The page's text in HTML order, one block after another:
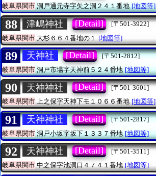
岐阜県関市洞戸通元寺字矢之洞２４１番地 [地図等]
88 津嶋神社 [Detail]
[〒501-3922]
岐阜県関市 大杉６６４番地の１ [地図等]
89 天神社 [Detail]
[〒501-2812]
岐阜県関市洞戸市場字天神前５２４番地 [地図等]
90 天神神社 [Detail]
[〒501-3601]
岐阜県関市上之保字天神下モ１０６６番地 [地図等]
91 天神神社 [Detail]
[〒501-2817]
岐阜県関市洞戸小坂字坂下１３３７番地 [地図等]
92 天神神社 [Detail]
[〒501-3511]
岐阜県関市 中之保字池洞口４７４１番地 [地図等]